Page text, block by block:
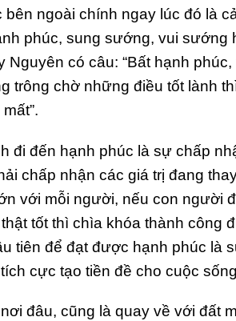
ngoài chính ngay lúc đó là
phúc, sung sướng, vui sướng
Nguyên có câu: “Bất hạnh
trông chờ những điều tốt lành
đi đến hạnh phúc là sự chấp
chấp nhận các giá trị đang
với mỗi người, nếu con người
tốt thì chìa khóa thành công
tiên để đạt được hạnh phúc là
cực tạo tiền đề cho cuộc
đâu, cũng là quay về với đất